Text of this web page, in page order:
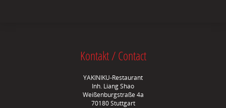
Kontakt / Contact
YAKINIKU-Restaurant
Inh. Liang Shao
Weißenburgstraße 4a
70180 Stuttgart